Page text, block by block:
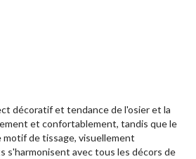
décoratif et tendance de l'osier et la
et confortablement, tandis que le
motif de tissage, visuellement
s'harmonisent avec tous les décors de